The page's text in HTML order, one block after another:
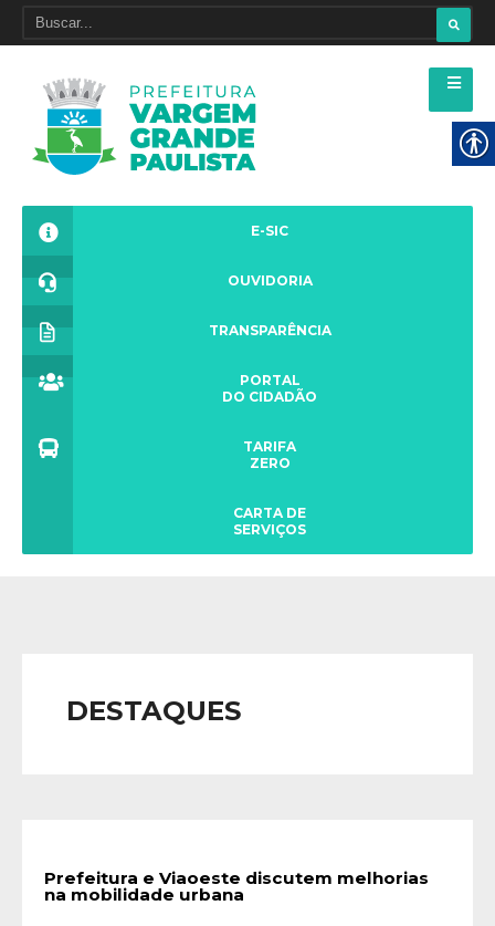
E-SIC
OUVIDORIA
TRANSPARÊNCIA
PORTAL
DO CIDADÃO
TARIFA
ZERO
CARTA DE
SERVIÇOS
DESTAQUES
Prefeitura e Viaoeste discutem melhorias
na mobilidade urbana